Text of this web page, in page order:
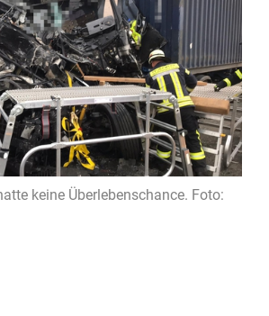
keine Überlebenschance. Foto: